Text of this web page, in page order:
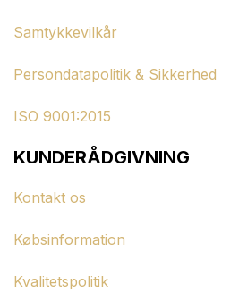
Samtykkevilkår
Persondatapolitik & Sikkerhed
ISO 9001:2015
KUNDERÅDGIVNING
Kontakt os
Købsinformation
Kvalitetspolitik